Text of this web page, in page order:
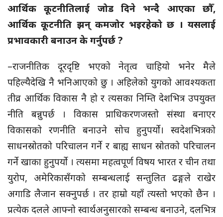
आर्थिक कूटनीतिलाई जोड दिने भन्दै आएका छौँ,
आर्थिक कूटनीति झन् कमजोर भइरहेको छ । यसलाई
प्रभावकारी बनाउन के गर्नुपर्छ ?
–राजनीतिक दूरदृष्टि भएको नेतृत्व चाहियो भनेर मैले
पहिल्यैदेखि नै भनिआएको छु । अहिलेको युगको आवश्यकता
तीव्र आर्थिक विकास नै हो र त्यसका निम्ति देशभित्र उपयुक्त
नीति बन्नुपर्छ । विकास प्राधिकरणजस्तो संस्था बनाएर
विकासको रणनीति बनाउने सोच हुनुपर्यो। स्वदेशभित्रको
साधनस्रोतको परिचालन गर्ने र बाह्य साधन स्रोतको परिचालन
गर्ने खाका हुनुपर्यो । त्यसमा महत्वपूर्ण विषय भारत र चीन तथा
युरोप, अमेरिकासँगको सम्बन्धलाई सन्तुलित ढङ्गले राखेर
अगाडि लैजान सक्नुपर्छ । तर हाम्रो यहाँ त्यस्तो भएको छैन ।
प्रत्येक दलले आफ्नो स्वार्थअनुसारको सम्बन्ध बनाउने, दलभित्र